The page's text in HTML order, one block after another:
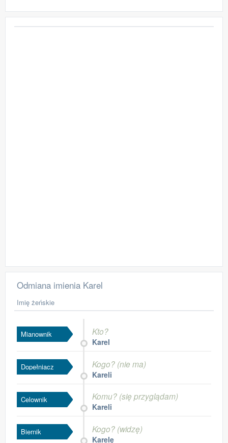
Odmiana imienia Karel
Imię żeńskie
Mianownik Kto?
Karel
Dopełniacz Kogo? (nie ma)
Kareli
Celownik Komu? (się przyglądam)
Kareli
Biernik Kogo? (widzę)
Karelę